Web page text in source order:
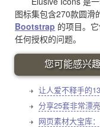
图标集包含270款圆滑
Bootstrap 的项目。
任何授权的问题。
您可能感兴
让人爱不释手的
分享25套非常漂
网页素材大宝库